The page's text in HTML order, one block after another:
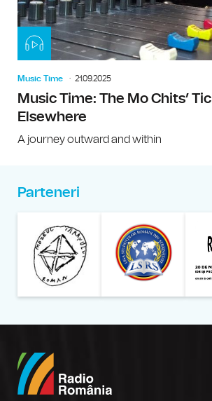
Music Time 21.09.2025
Music Time: The Mo Chits’
Elsewhere
A journey outward and within
Parteneri